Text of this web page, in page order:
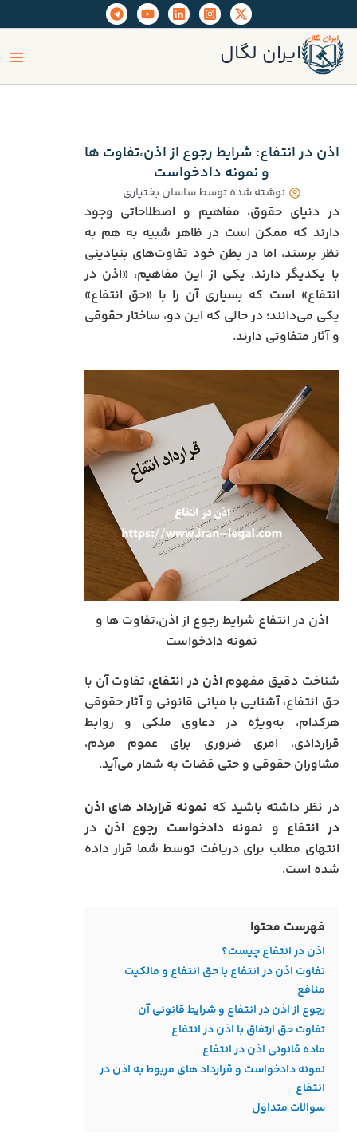
به
محتوا
ایران لگال
اذن در انتفاع: شرایط رجوع از اذن،تفاوت ها
و نمونه دادخواست
نوشته شده توسطساسان بختیاری
در دنیای حقوق، مفاهیم و اصطلاحاتی وجود
دارند که ممکن است در ظاهر شبیه به هم به
نظر برسند، اما در بطن خود تفاوت‌های بنیادینی
با یکدیگر دارند. یکی از این مفاهیم، «اذن در
انتفاع» است که بسیاری آن را با «حق انتفاع»
یکی می‌دانند؛ در حالی که این دو، ساختار حقوقی
و آثار متفاوتی دارند.
اذن در انتفاع شرایط رجوع از اذن،تفاوت ها و
نمونه دادخواست
شناخت دقیق مفهوماذن در انتفاع، تفاوت آن با
حق انتفاع، آشنایی با مبانی قانونی و آثار حقوقی
هرکدام، به‌ویژه در دعاوی ملکی و روابط
قراردادی، امری ضروری برای عموم مردم،
مشاوران حقوقی و حتی قضات به شمار می‌آید.
در نظر داشته باشید که نمونه قرارداد های اذن
در انتفاع و نمونه دادخواست رجوع اذن در
انتهای مطلب برای دریافت توسط شما قرار داده
شده است.
فهرست محتوا
اذن در انتفاع چیست؟
تفاوت اذن در انتفاع با حق انتفاع و مالکیت
منافع
رجوع از اذن در انتفاع و شرایط قانونی آن
تفاوت حق ارتفاق با اذن در انتفاع
ماده قانونی اذن در انتفاع
نمونه دادخواست و قرارداد های مربوط به اذن در
انتفاع
سوالات متداول